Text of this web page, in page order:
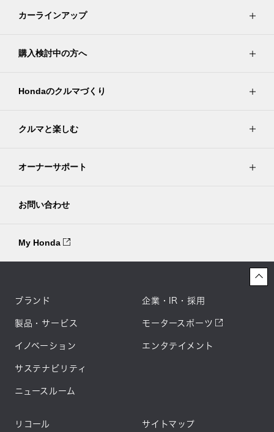
カーラインアップ
購入検討中の方へ
Hondaのクルマづくり
クルマと楽しむ
オーナーサポート
お問い合わせ
My Honda
ブランド
製品・サービス
イノベーション
サステナビリティ
ニュースルーム
企業・IR・採用
モータースポーツ
エンタテイメント
リコール サイトマップ